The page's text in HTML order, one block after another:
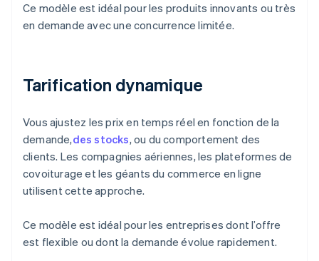
Ce modèle est idéal pour les produits innovants ou très
en demande avec une concurrence limitée.
Tarification dynamique
Vous ajustez les prix en temps réel en fonction de la
demande,des stocks, ou du comportement des
clients. Les compagnies aériennes, les plateformes de
covoiturage et les géants du commerce en ligne
utilisent cette approche.
Ce modèle est idéal pour les entreprises dont l’offre
est flexible ou dont la demande évolue rapidement.